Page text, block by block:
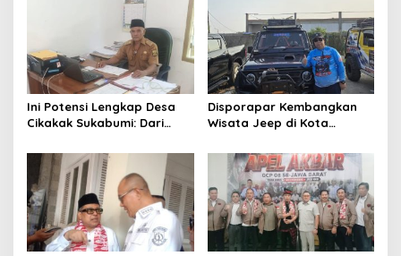
p
o
s
Ini Potensi Lengkap Desa
Cikakak Sukabumi: Dari
Musang King
Disporapar Kembangkan
Wisata Jeep di Kota
Wisata Air Panas Cikundul:
Upaya Peningkatan PAD